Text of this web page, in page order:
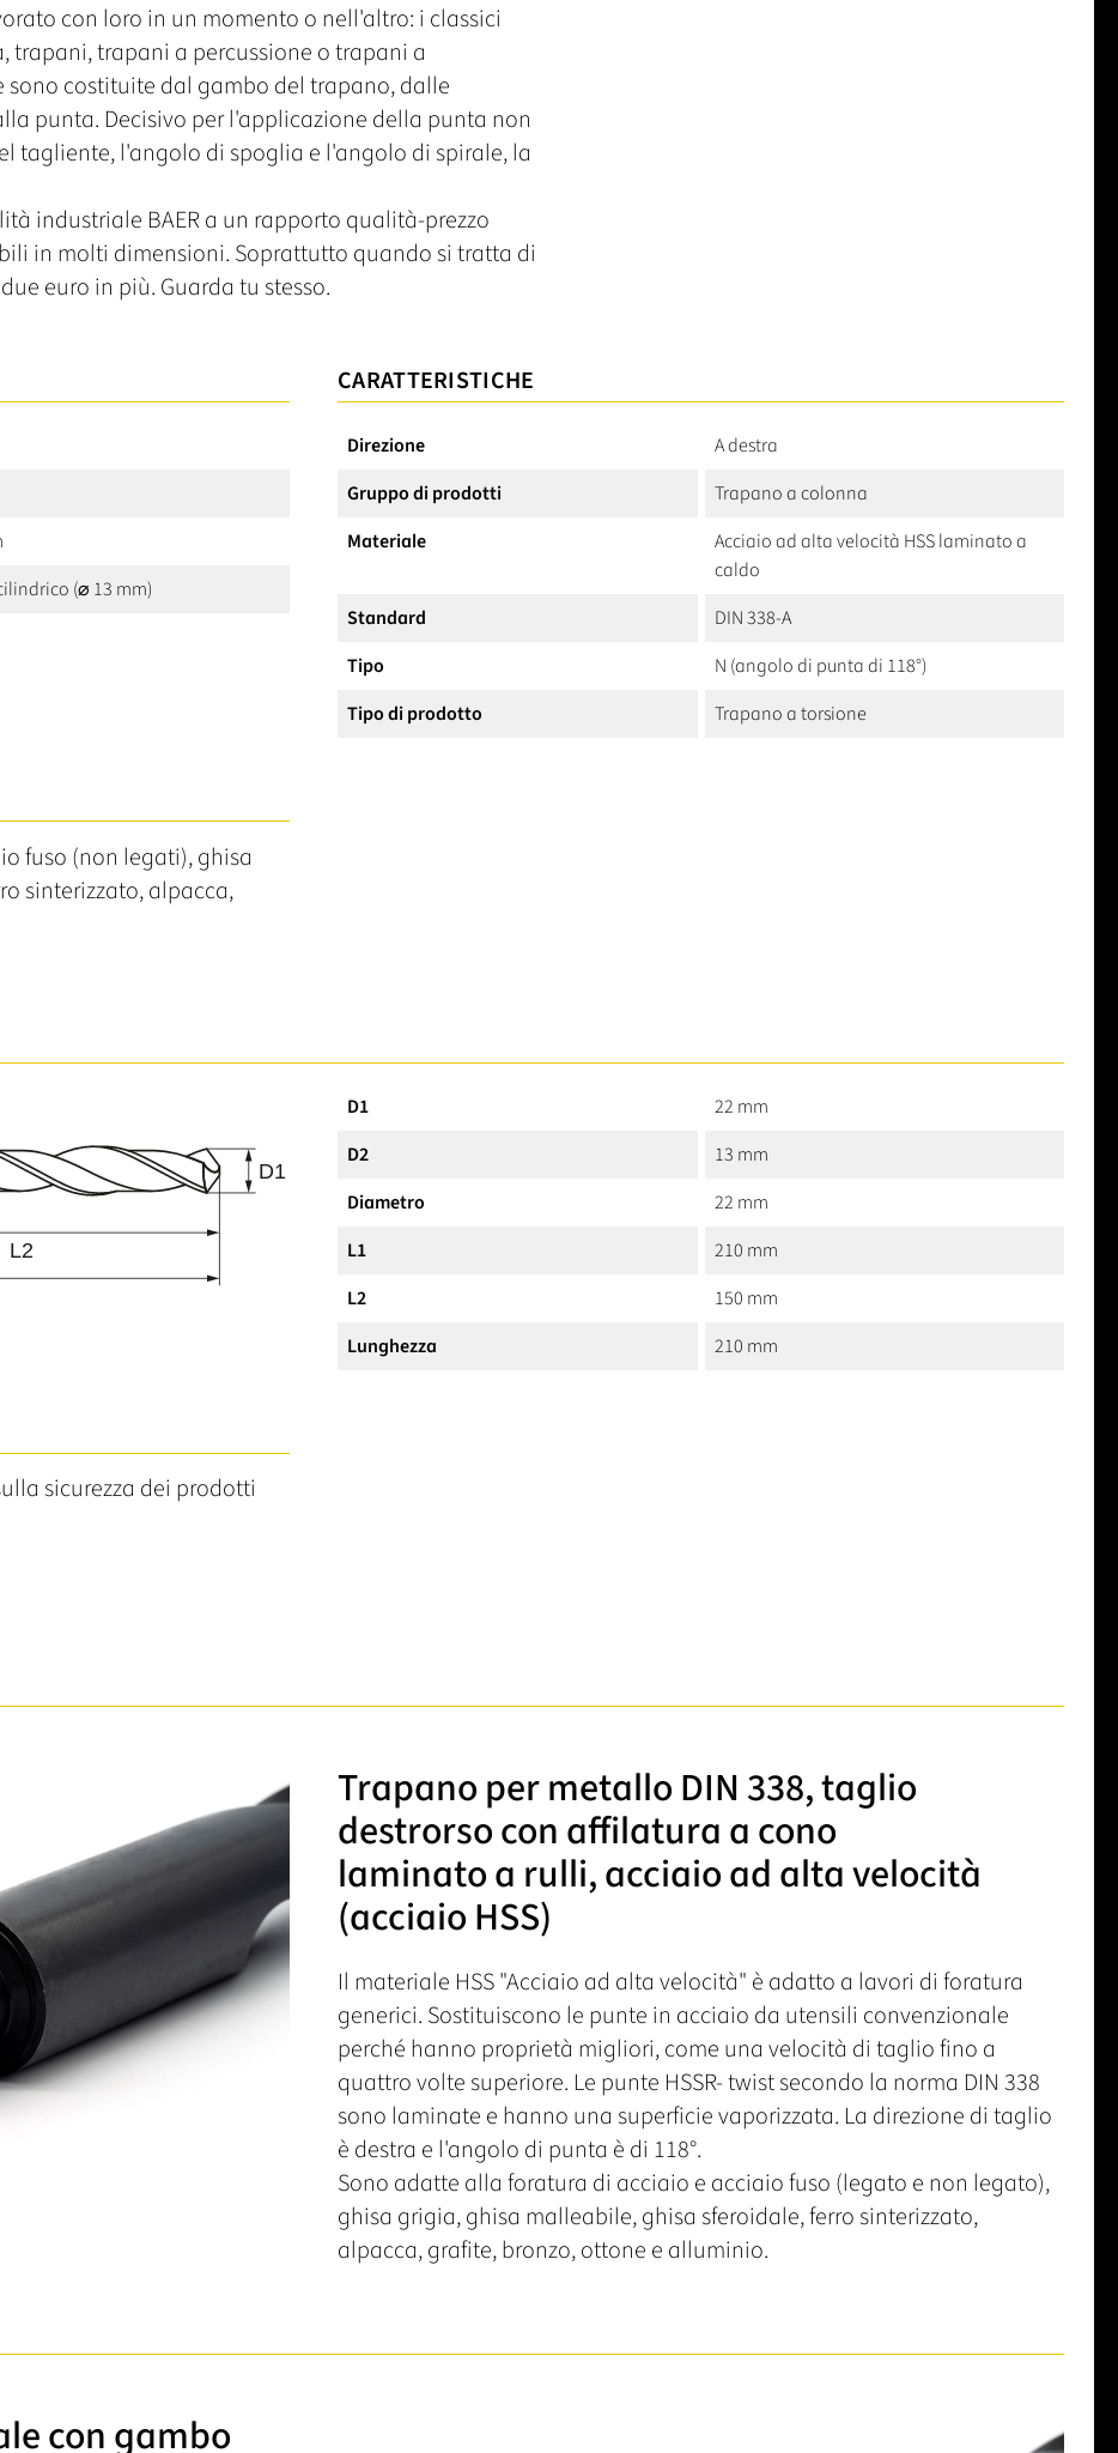
con loro in un momento o nell'altro: i classici
trapani a percussione o trapani a
sono costituite dal gambo del trapano, dalle
punta. Decisivo per l'applicazione della punta non
tagliente, l'angolo di spoglia e l'angolo di spirale, la
industriale BAER a un rapporto qualità-prezzo
in molti dimensioni. Soprattutto quando si tratta di
euro in più. Guarda tu stesso.
(⌀ 13 mm)
CARATTERISTICHE
Direzione
A destra
Gruppo di prodotti
Trapano a colonna
Materiale
Acciaio ad alta velocità HSS laminato a
caldo
Standard
DIN 338-A
Tipo
N (angolo di punta di 118°)
Tipo di prodotto
Trapano a torsione
fuso (non legati), ghisa
sinterizzato, alpacca,
D1
22 mm
D2
13 mm
Diametro
22 mm
L1
210 mm
L2
150 mm
Lunghezza
210 mm
sicurezza dei prodotti
Trapano per metallo DIN 338, taglio
destrorso con affilatura a cono
laminato a rulli, acciaio ad alta velocità
(acciaio HSS)
Il materiale HSS "Acciaio ad alta velocità" è adatto a lavori di foratura
generici. Sostituiscono le punte in acciaio da utensili convenzionale
perché hanno proprietà migliori, come una velocità di taglio fino a
quattro volte superiore. Le punte HSSR- twist secondo la norma DIN 338
sono laminate e hanno una superficie vaporizzata. La direzione di taglio
è destra e l'angolo di punta è di 118°.
Sono adatte alla foratura di acciaio e acciaio fuso (legato e non legato),
ghisa grigia, ghisa malleabile, ghisa sferoidale, ferro sinterizzato,
alpacca, grafite, bronzo, ottone e alluminio.
con gambo